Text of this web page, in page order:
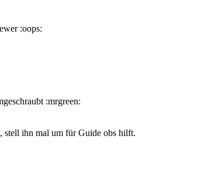
:oops:
:mrgreen:
stell ihn mal um für Guide obs hilft.